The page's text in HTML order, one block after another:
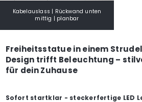
Kabelauslass | Rückwand unten
mittig | planbar
Freiheitsstatue in einem Strudel
Design trifft Beleuchtung –
für dein Zuhause
Sofort startklar - steckerfertige LED